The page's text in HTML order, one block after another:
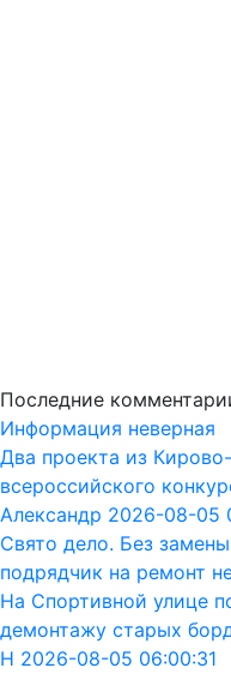
Последние
Информация неверная
Два проекта из
всероссийского
Александр 2026-08-05
Свято дело. Без
подрядчик на ремонт
На Спортивной улице
демонтажу старых
Н 2026-08-05 06:00:31